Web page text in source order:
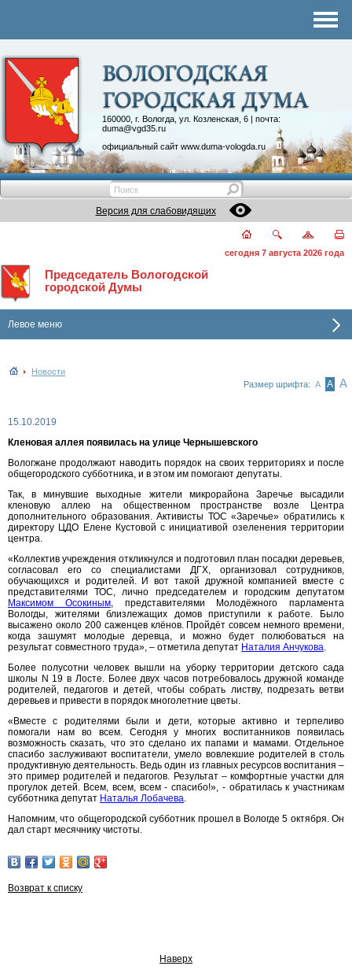
160000, г. Вологда, ул. Козленская, 6 | почта:
duma@vgd35.ru
официальный сайт www.duma-vologda.ru
Контакты
Депутатские объединения
Версия для слабовидящих
сегодня 7 августа 2026 года
Председатель Вологодской
городской Думы
Левое меню
Новости
Размер шрифта: А А А
15.10.2019
Кленовая аллея появилась на улице Чернышевского
Вологжане продолжают наводить порядок на своих территориях и после
общегородского субботника, и в этом им помогают депутаты.
Так, в минувшие выходные жители микрорайона Заречье высадили
кленовую аллею на общественном пространстве возле Центра
дополнительного образования. Активисты ТОС «Заречье» обратились к
директору ЦДО Елене Кустовой с инициативой озеленения территории
центра.
«Коллектив учреждения откликнулся и подготовил план посадки деревьев,
согласовал его со специалистами ДГХ, организовал сотрудников,
обучающихся и родителей. И вот такой дружной компанией вместе с
представителями ТОС, лично председателем и городским депутатом
Максимом Осокиным, представителями Молодёжного парламента
Вологды, жителями близлежащих домов приступили к работе. Было
высажено около 200 саженцев клёнов. Пройдёт совсем немного времени,
когда зашумят молодые деревца, и можно будет полюбоваться на
результат совместного труда», – отметила депутат Наталия Анчукова.
Более полусотни человек вышли на уборку территории детского сада
школы N 19 в Лосте. Более двух часов потребовалось дружной команде
родителей, педагогов и детей, чтобы собрать листву, подрезать ветви
деревьев и привести в порядок многолетние цветы.
«Вместе с родителями были и дети, которые активно и терпеливо
помогали нам во всем. Сегодня у многих воспитанников появилась
возможность сказать, что это сделано их папами и мамами. Отдельное
спасибо заслуживают воспитатели, умело вовлекшие родителей в столь
продуктивную деятельность. Ведь один из главных ресурсов воспитания –
это пример родителей и педагогов. Результат – комфортные участки для
прогулок детей. Всем, всем, всем - спасибо!», - обратилась к участникам
субботника депутат Наталья Лобачева.
Напомним, что общегородской субботник прошел в Вологде 5 октября. Он
дал старт месячнику чистоты.
Возврат к списку
Наверх